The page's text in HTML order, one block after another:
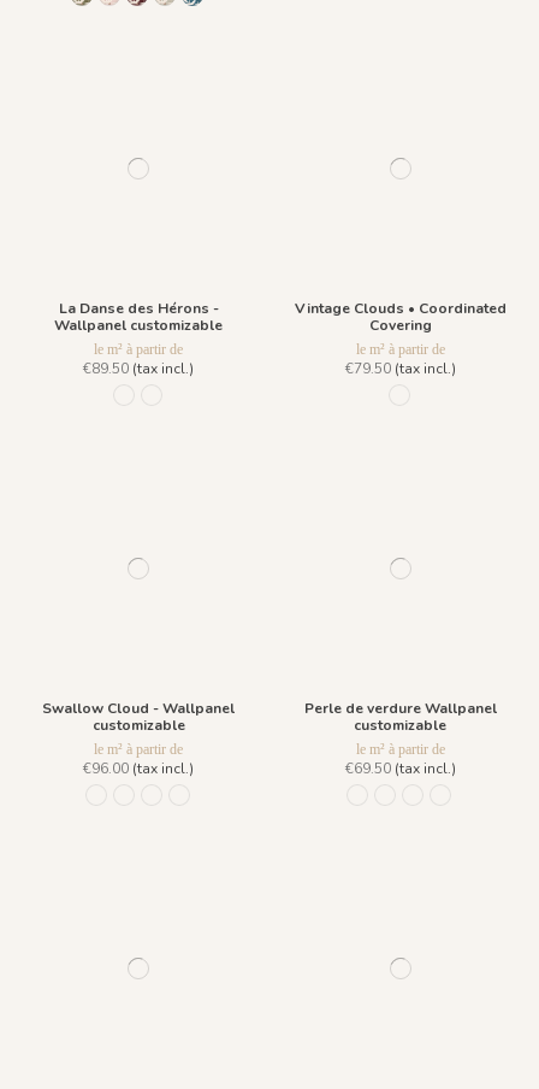
La Danse des Hérons -
Wallpanel customizable
le m² à partir de
€89.50 (tax incl.)
Vintage Clouds • Coordinated
Covering
le m² à partir de
€79.50(tax incl.)
Swallow Cloud - Wallpanel
customizable
le m² à partir de
€96.00 (tax incl.)
Perle de verdure Wallpanel
customizable
le m² à partir de
€69.50(tax incl.)